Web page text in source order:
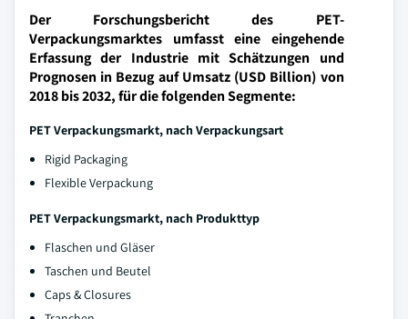
Der Forschungsbericht des PET-
Verpackungsmarktes umfasst eine eingehende
Erfassung der Industrie mit Schätzungen und
Prognosen in Bezug auf Umsatz (USD Billion) von
2018 bis 2032, für die folgenden Segmente:
PET Verpackungsmarkt, nach Verpackungsart
Rigid Packaging
Flexible Verpackung
PET Verpackungsmarkt, nach Produkttyp
Flaschen und Gläser
Taschen und Beutel
Caps & Closures